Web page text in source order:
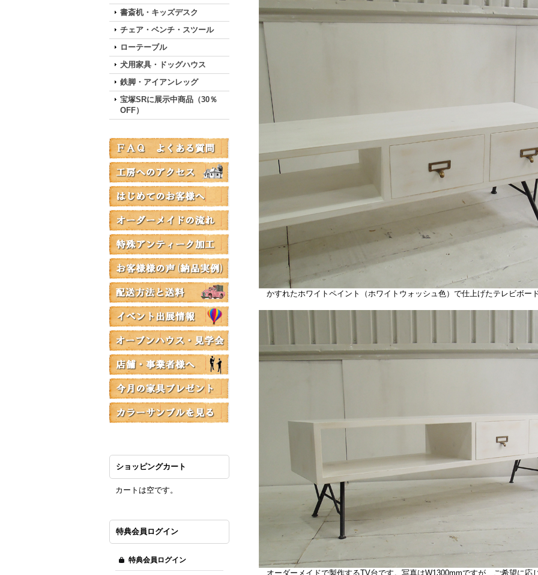
書斎机・キッズデスク
チェア・ベンチ・スツール
ローテーブル
犬用家具・ドッグハウス
鉄脚・アイアンレッグ
宝塚SRに展示中商品（30％
OFF）
ショッピングカート
カートは空です。
特典会員ログイン
特典会員ログイン
かすれたホワイトペイント（ホワイトウォッシュ色）で仕上げたテレビボー
オーダーメイドで製作するTV台です。写真はW1300mmですが、ご希望に応